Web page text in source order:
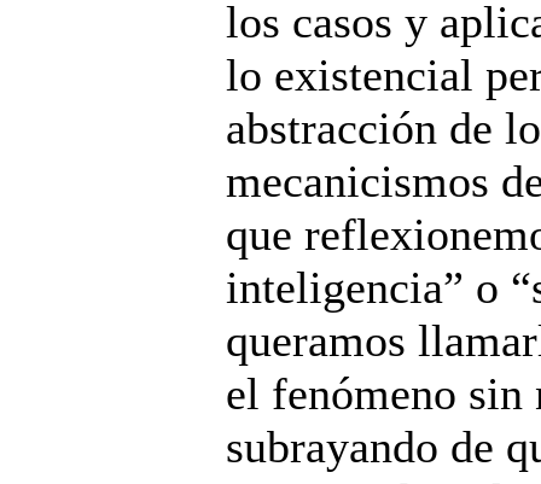
los casos y
lo existencial
abstracción de
mecanicismos
que
inteligencia” o
queramos
el fenómeno sin
subrayando de